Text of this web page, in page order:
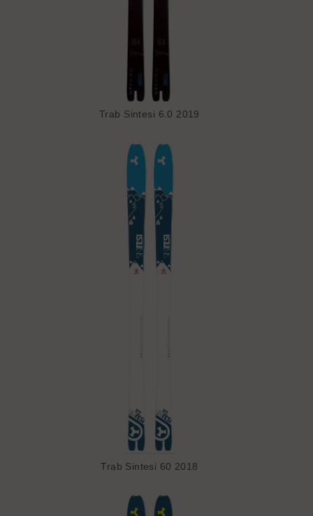
Trab Sintesi 6.0 2019
Trab Sintesi 60 2018